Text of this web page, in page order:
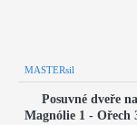
MASTERsil
Posuvné dveře
Magnólie 1 - Ořech